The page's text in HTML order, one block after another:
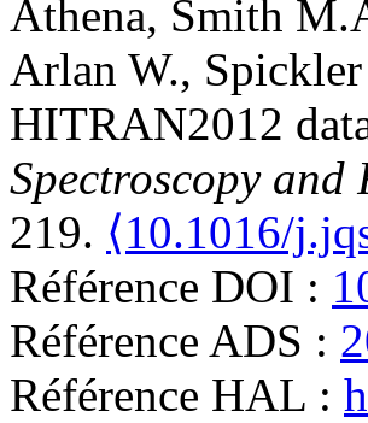
Athena, Smith
Arlan W., Spickler
HITRAN2012
Spectroscopy
219. ⟨10.1016/
Référence DOI :
Référence ADS :
Référence HAL :